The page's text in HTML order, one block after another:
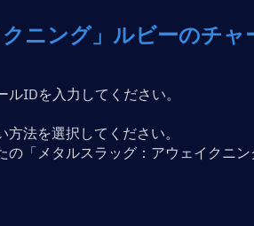
ニング」ルビーのチャ
IDを入力してください。
法を選択してください。
「メタルスラッグ：アウェイクニ